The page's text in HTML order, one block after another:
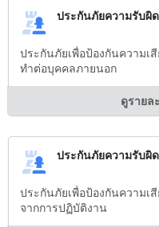
ประกันภัยความรับผิ
ประกันภัยเพื่อป้องกันความเ
ทำต่อบุคคลภายนอก
ดูรายล
ประกันภัยความรับผิ
ประกันภัยเพื่อป้องกันความเ
จากการปฏิบัติงาน